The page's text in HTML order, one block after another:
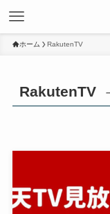
ホーム RakutenTV
RakutenTV